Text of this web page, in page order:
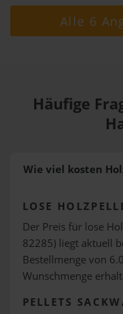
Alle 6
Häufige
Wie viel kosten
LOSE
Der Preis für lose
82285) liegt aktuell
Bestellmenge von
Wunschmenge
PELLETS